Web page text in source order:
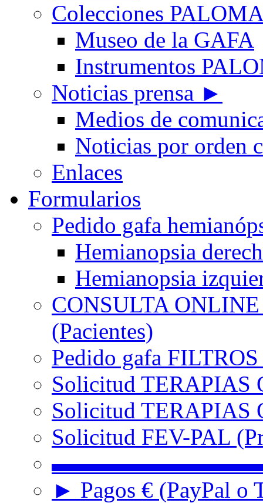
Colecciones
Museo de la GAFA
Instrumentos
Noticias prensa ►
Medios de
Noticias por orden
Enlaces
Formularios
Pedido gafa
Hemianopsia
Hemianopsia
CONSULTA
(Pacientes)
Pedido gafa
Solicitud TERAPIAS
Solicitud TERAPIAS
Solicitud FEV-PAL
► Pagos € (PayPal o